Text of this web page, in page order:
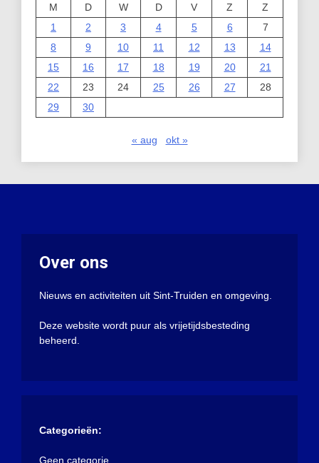
M
D W D V Z
Z
1
2 3 4 5 6
7
8
9 10 11 12 13
14
15
16 17 18 19 20
21
22
23 24 25 26 27
28
29
30
« aug okt »
Over ons
Nieuws en activiteiten uit Sint-Truiden en omgeving.
Deze website wordt puur als vrijetijdsbesteding
beheerd.
Categorieën:
Geen categorie